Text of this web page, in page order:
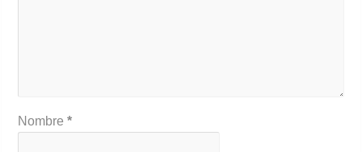
Nombre*